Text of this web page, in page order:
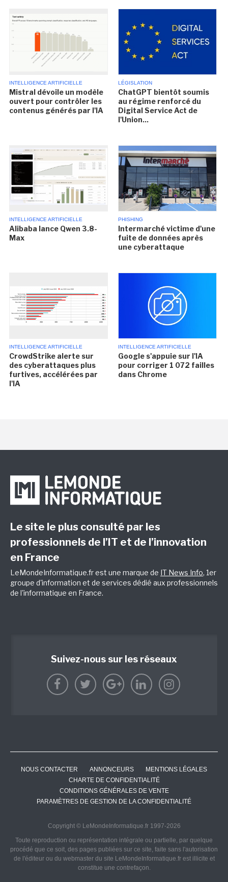
INTELLIGENCE ARTIFICIELLE
Mistral dévoile un modèle
ouvert pour contrôler les
contenus générés par l'IA
LÉGISLATION
ChatGPT bientôt soumis
au régime renforcé du
Digital Service Act de
l'Union...
INTELLIGENCE ARTIFICIELLE
Alibaba lance Qwen 3.8-
Max
PHISHING
Intermarché victime d'une
fuite de données après
une cyberattaque
INTELLIGENCE ARTIFICIELLE
CrowdStrike alerte sur
des cyberattaques plus
furtives, accélérées par
l'IA
INTELLIGENCE ARTIFICIELLE
Google s'appuie sur l'IA
pour corriger 1 072 failles
dans Chrome
Le site le plus consulté par les
professionnels de l’IT et de l’innovation
en France
LeMondeInformatique.fr est une marque de IT News Info, 1er
groupe d'information et de services dédié aux professionnels
de l'informatique en France.
Suivez-nous sur les réseaux
NOUS CONTACTER ANNONCEURS
MENTIONS LÉGALES
CHARTE DE CONFIDENTIALITÉ
CONDITIONS GÉNÉRALES DE VENTE
PARAMÈTRES DE GESTION DE LA CONFIDENTIALITÉ
Copyright © LeMondeInformatique.fr 1997-2026
Toute reproduction ou représentation intégrale ou partielle, par quelque
procédé que ce soit, des pages publiées sur ce site, faite sans l'autorisation
de l'éditeur ou du webmaster du site LeMondeInformatique.fr est illicite et
constitue une contrefaçon.